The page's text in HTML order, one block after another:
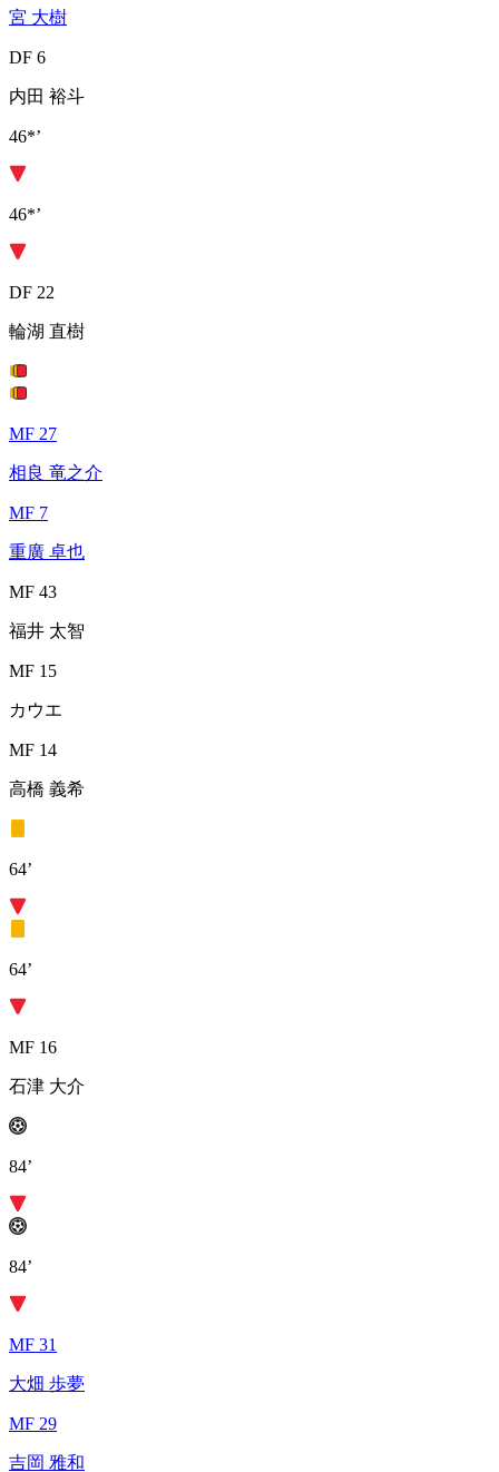
宮 大樹
DF 6
内田 裕斗
46*’
46*’
DF 22
輪湖 直樹
MF 27
相良 竜之介
MF 7
重廣 卓也
MF 43
福井 太智
MF 15
カウエ
MF 14
高橋 義希
64’
64’
MF 16
石津 大介
84’
84’
MF 31
大畑 歩夢
MF 29
吉岡 雅和